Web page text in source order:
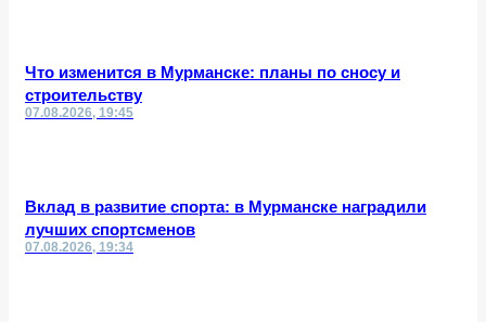
Что изменится в Мурманске: планы по сносу и
строительству
07.08.2026, 19:45
Вклад в развитие спорта: в Мурманске наградили
лучших спортсменов
07.08.2026, 19:34